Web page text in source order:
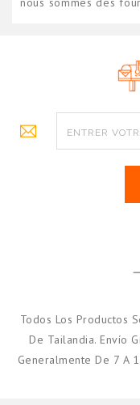
Todos Los Productos
De Tailandia. Envío
Generalmente De 7 A